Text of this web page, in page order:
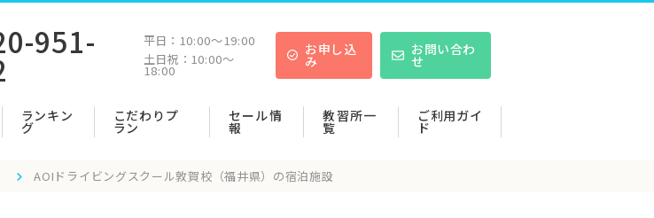
951- 平日： 10:00〜19:00
土日祝： 10:00〜
18:00
お申し込
み
お問い合わ
せ
ランキン
グ
こだわりプ
ラン
セール情
報
教習所一
覧
ご利用ガイ
ド
AOIドライビングスクール敦賀校（福井県）の宿泊施設